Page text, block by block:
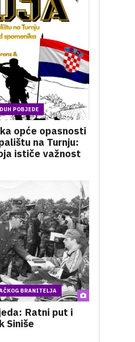
POBJEDE
opće opasnosti
na Turnju:
ističe važnost
BRANITELJA
Ratni put i
Siniše